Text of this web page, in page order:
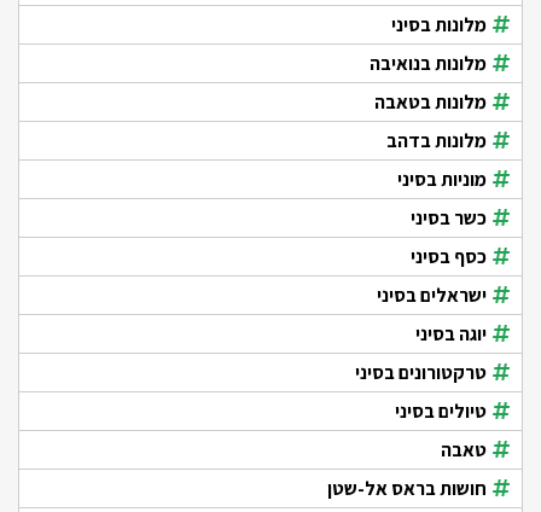
מלונות בסיני
מלונות בנואיבה
מלונות בטאבה
מלונות בדהב
מוניות בסיני
כשר בסיני
כסף בסיני
ישראלים בסיני
יוגה בסיני
טרקטורונים בסיני
טיולים בסיני
טאבה
חושות בראס אל-שטן